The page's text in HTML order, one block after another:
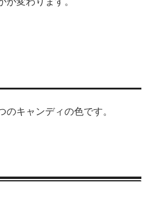
キャンディの色です。